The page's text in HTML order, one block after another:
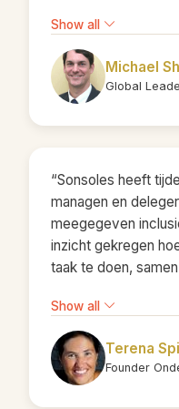
Show all
Michael
Global
“Sonsoles heeft
managen en
meegegeven
inzicht gekregen
taak te doen,
ook weer
dank je wel!”
Show all
Terena
Founder